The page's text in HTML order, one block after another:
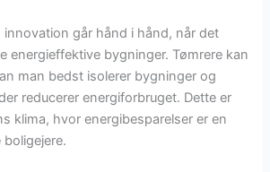
går hånd i hånd, når det
energieffektive bygninger. Tømrere kan
man bedst isolerer bygninger og
reducerer energiforbruget. Dette er
klima, hvor energibesparelser er en